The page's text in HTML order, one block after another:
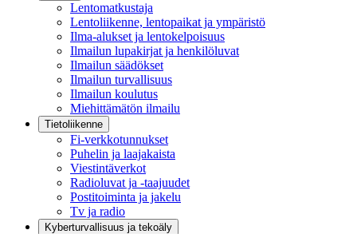
Lentomatkustaja
Lentoliikenne, lentopaikat ja ympäristö
Ilma-alukset ja lentokelpoisuus
Ilmailun lupakirjat ja henkilöluvat
Ilmailun säädökset
Ilmailun turvallisuus
Ilmailun koulutus
Miehittämätön ilmailu
Tietoliikenne
Fi-verkkotunnukset
Puhelin ja laajakaista
Viestintäverkot
Radioluvat ja -taajuudet
Postitoiminta ja jakelu
Tv ja radio
Kyberturvallisuus ja tekoäly